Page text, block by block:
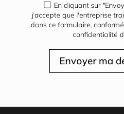
En cliquant sur
j'accepte que l'entreprise
dans ce formulaire,
confidentialité
Envoyer ma